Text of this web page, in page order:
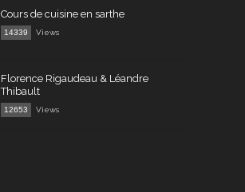
Cours de cuisine en sarthe
14339 Views
Florence Rigaudeau & Léandre
Thibault
12653 Views